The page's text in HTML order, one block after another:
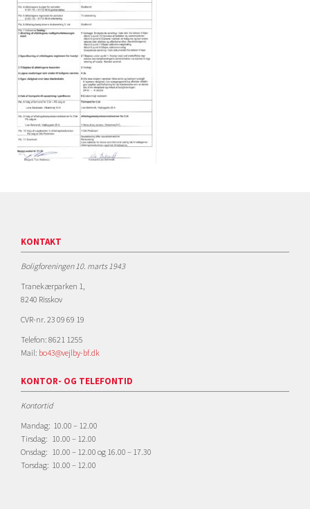
KONTAKT
Boligforeningen 10. marts 1943
Tranekærparken 1,
8240 Risskov
CVR-nr. 23 09 69 19
Telefon: 8621 1255
Mail: bo43@vejlby-bf.dk
KONTOR- OG TELEFONTID
Kontortid
Mandag: 10.00 – 12.00
Tirsdag: 10.00 – 12.00
Onsdag: 10.00 – 12.00 og 16.00 – 17.30
Torsdag: 10.00 – 12.00